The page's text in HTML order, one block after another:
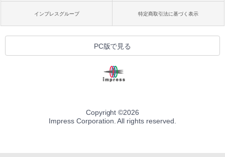
インプレスグループ 特定商取引法に基づく表示
PC版で見る
Copyright ©2026
Impress Corporation. All rights reserved.